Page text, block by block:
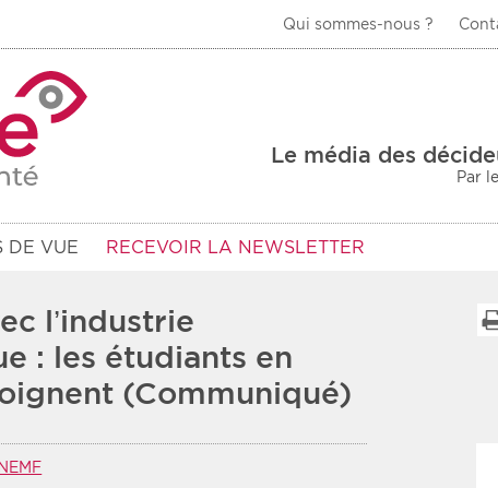
Qui sommes-nous ?
Le média des
Par
DE VUE RECEVOIR LA NEWSLETTER
jours
Type d'information
l’industrie
: les étudiants en
(Communiqué)